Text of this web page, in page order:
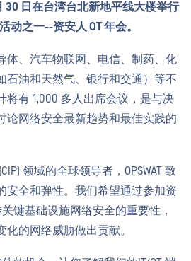
30 日在台湾台北新地平线大楼举行
动之一--资安人 OT 年会。
体、汽车物联网、电信、制药、化
石油和天然气、银行和交通）等不
将有 1,000 多人出席会议，是与决
论网络安全最新趋势和最佳实践的
领域的全球领导者，OPSWAT 致
安全和弹性。我们希望通过参加资
键基础设施网络安全的重要性，
的网络威胁做出贡献。